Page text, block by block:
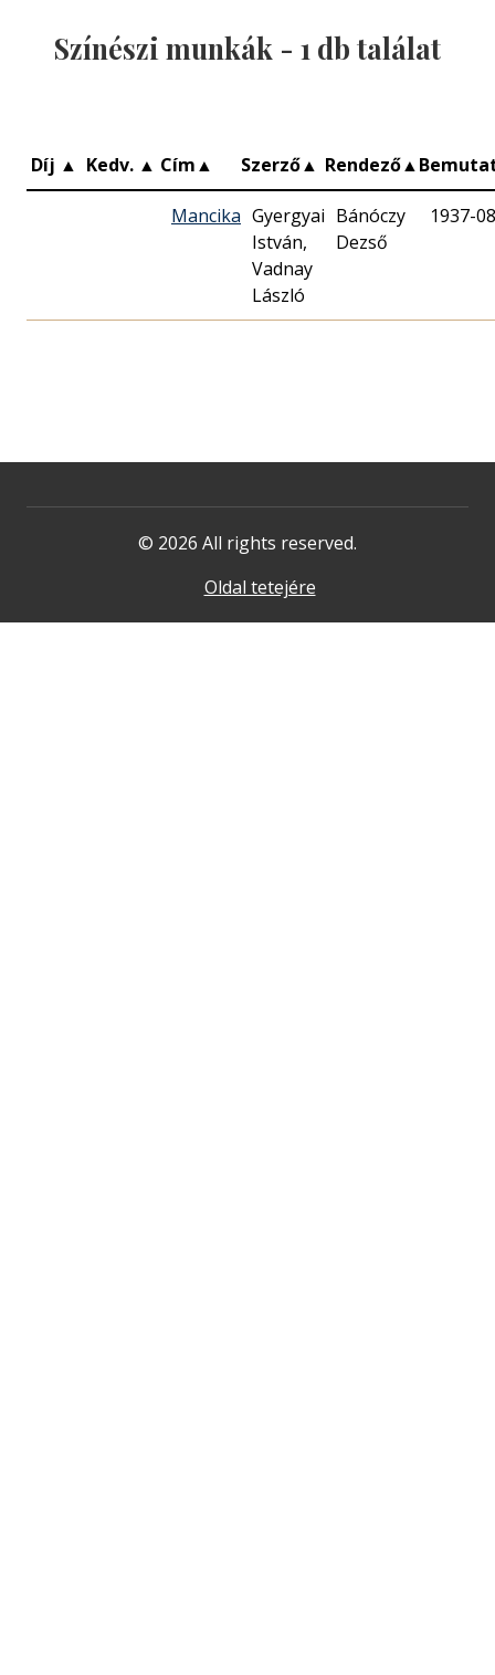
Színészi munkák - 1 db találat
Díj ▲ Kedv. ▲ Cím▲ Szerző▲ Rendező▲
Mancika Gyergyai
István,
Vadnay
László
Bánóczy
Dezső
1937-
© 2026 All rights reserved.
Oldal tetejére